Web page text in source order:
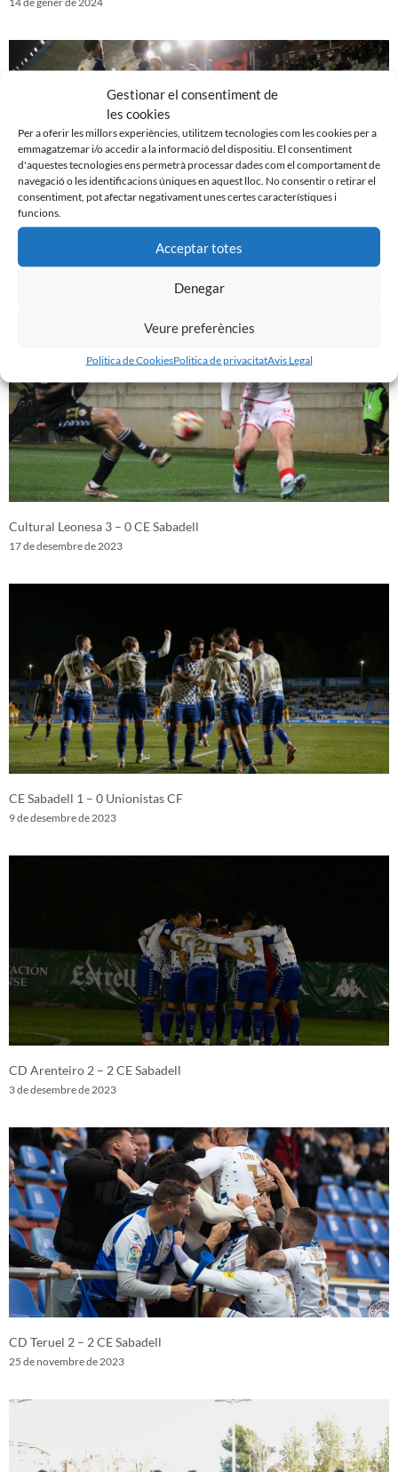
Gestionar el consentiment de
les cookies
Per a oferir les millors experiències, utilitzem tecnologies com les cookies per a
emmagatzemar i/o accedir a la informació del dispositiu. El consentiment
d'aquestes tecnologies ens permetrà processar dades com el comportament de
navegació o les identificacions úniques en aquest lloc. No consentir o retirar el
consentiment, pot afectar negativament unes certes característiques i
funcions.
Acceptar totes
Denegar
Veure preferències
Politica de CookiesPolitica de privacitatAvis Legal
CE Sabadell 3 – 1 SD Tarazona
Cultural Leonesa 3 – 0 CE Sabadell
17 de desembre de 2023
CE Sabadell 1 – 0 Unionistas CF
9 de desembre de 2023
CD Arenteiro 2 – 2 CE Sabadell
3 de desembre de 2023
CD Teruel 2 – 2 CE Sabadell
25 de novembre de 2023